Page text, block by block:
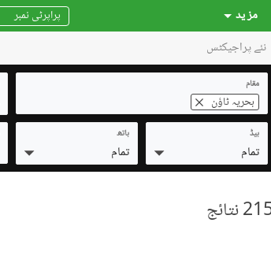
مز ید
نئے پراجیکٹس
مقام
بحریہ ٹاؤن
بیڈ
تمام
باتھ
تمام